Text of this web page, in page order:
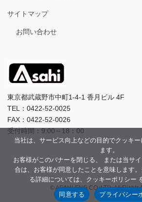
サイトマップ
お問い合わせ
東京都武蔵野市中町1-4-1 香月ビル 4F
TEL：0422-52-0025
FAX：0422-52-0026
受付時間：9:00～18：00
© ASAHI-ENG CO.,LTD. All Rights
当社は、サービス向上などの目的でクッキ
ます。
お客様がこのバナーを閉じる、 または当サ
合は、お客様が同意したことを意味します
る詳細については、クッキーポリシー
同意する
プライバシー